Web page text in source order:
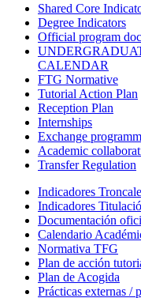
Shared Core
Degree Indicators
Official program
CALENDAR
FTG Normative
Tutorial Action Plan
Reception Plan
Internships
Exchange
Academic
Transfer Regulation
Indicadores
Indicadores
Documentación
Calendario
Normativa TFG
Plan de acción
Plan de Acogida
Prácticas externas /